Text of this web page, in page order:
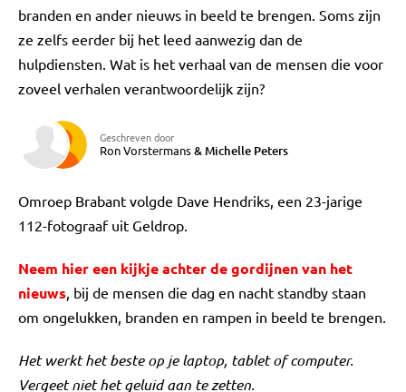
branden en ander nieuws in beeld te brengen. Soms zijn
ze zelfs eerder bij het leed aanwezig dan de
hulpdiensten. Wat is het verhaal van de mensen die voor
zoveel verhalen verantwoordelijk zijn?
Geschreven door
Ron Vorstermans&Michelle Peters
Omroep Brabant volgde Dave Hendriks, een 23-jarige
112-fotograaf uit Geldrop.
Neem hier een kijkje achter de gordijnen van het
nieuws, bij de mensen die dag en nacht standby staan
om ongelukken, branden en rampen in beeld te brengen.
Het werkt het beste op je laptop, tablet of computer.
Vergeet niet het geluid aan te zetten.